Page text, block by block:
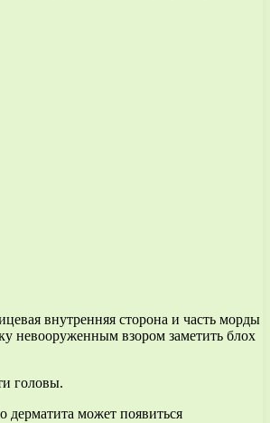
внутренняя сторона и часть морды
невооруженным взором заметить блох
головы.
дерматита может появиться